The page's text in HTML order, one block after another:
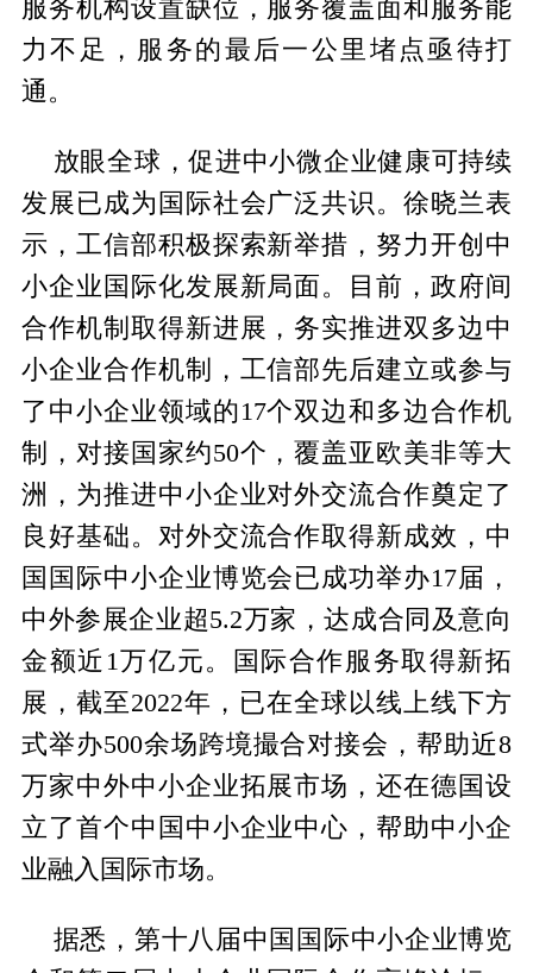
服务机构设置缺位，服务覆盖面和服务能
力不足，服务的最后一公里堵点亟待打
通。
放眼全球，促进中小微企业健康可持续
发展已成为国际社会广泛共识。徐晓兰表
示，工信部积极探索新举措，努力开创中
小企业国际化发展新局面。目前，政府间
合作机制取得新进展，务实推进双多边中
小企业合作机制，工信部先后建立或参与
了中小企业领域的17个双边和多边合作机
制，对接国家约50个，覆盖亚欧美非等大
洲，为推进中小企业对外交流合作奠定了
良好基础。对外交流合作取得新成效，中
国国际中小企业博览会已成功举办17届，
中外参展企业超5.2万家，达成合同及意向
金额近1万亿元。国际合作服务取得新拓
展，截至2022年，已在全球以线上线下方
式举办500余场跨境撮合对接会，帮助近8
万家中外中小企业拓展市场，还在德国设
立了首个中国中小企业中心，帮助中小企
业融入国际市场。
据悉，第十八届中国国际中小企业博览